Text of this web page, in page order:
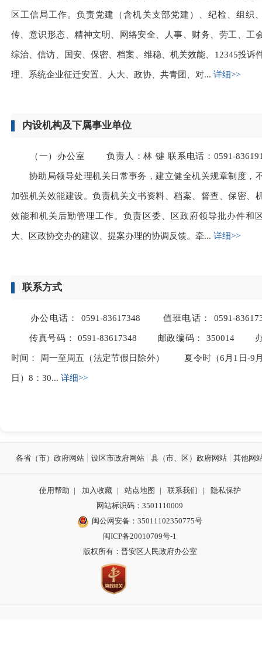
区工信局工作。负责党建（含机关支部党建）、纪检、组织
传、意识形态、精神文明、网络安全、人事、财务、劳工、工
综治、信访、国安、保密、档案、维稳、机关效能、12345投诉
理、系统企业征迁安置、人大、政协、共青团、对... 详细>>
内设机构及下属事业单位
（一）办公室 负责人：林 键 联系电话：0591-
协助局领导处理机关日常事务，建立健全机关规章制度，
加强机关效能建设。负责机关文书资料、档案、督查、保密、
效能和机关后勤管理工作。负责区委、区政府领导批办件和
大、区政协交办的建议、提案办理的协调反馈。牵... 详细>>
联系方式
办公电话： 0591-83617348 值班电话： 0591-
传真号码： 0591-83617348 邮政编码： 350014
时间： 周一至周五（法定节假日除外） 夏令时（6月1日-9
日）8：30... 详细>>
各省（市）政府网站 设区市政府网站 县（市、区）政府网站 其他网
使用帮助 | 加入收藏 | 站点地图 | 联系我们 |
隐私保护
网站标识码：3501110009
闽公网安备：35011102350775号
闽ICP备20010709号-1
版权所有：晋安区人民政府办公室